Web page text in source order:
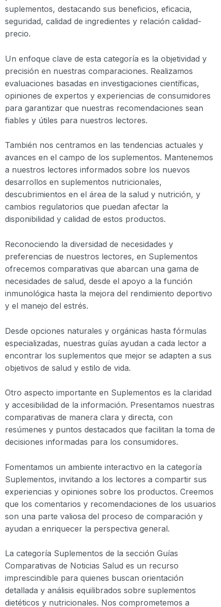
suplementos, destacando sus beneficios, eficacia,
seguridad, calidad de ingredientes y relación calidad-
precio.
Un enfoque clave de esta categoría es la objetividad y
precisión en nuestras comparaciones. Realizamos
evaluaciones basadas en investigaciones científicas,
opiniones de expertos y experiencias de consumidores
para garantizar que nuestras recomendaciones sean
fiables y útiles para nuestros lectores.
También nos centramos en las tendencias actuales y
avances en el campo de los suplementos. Mantenemos
a nuestros lectores informados sobre los nuevos
desarrollos en suplementos nutricionales,
descubrimientos en el área de la salud y nutrición, y
cambios regulatorios que puedan afectar la
disponibilidad y calidad de estos productos.
Reconociendo la diversidad de necesidades y
preferencias de nuestros lectores, en Suplementos
ofrecemos comparativas que abarcan una gama de
necesidades de salud, desde el apoyo a la función
inmunológica hasta la mejora del rendimiento deportivo
y el manejo del estrés.
Desde opciones naturales y orgánicas hasta fórmulas
especializadas, nuestras guías ayudan a cada lector a
encontrar los suplementos que mejor se adapten a sus
objetivos de salud y estilo de vida.
Otro aspecto importante en Suplementos es la claridad
y accesibilidad de la información. Presentamos nuestras
comparativas de manera clara y directa, con
resúmenes y puntos destacados que facilitan la toma de
decisiones informadas para los consumidores.
Fomentamos un ambiente interactivo en la categoría
Suplementos, invitando a los lectores a compartir sus
experiencias y opiniones sobre los productos. Creemos
que los comentarios y recomendaciones de los usuarios
son una parte valiosa del proceso de comparación y
ayudan a enriquecer la perspectiva general.
La categoría Suplementos de la sección Guías
Comparativas de Noticias Salud es un recurso
imprescindible para quienes buscan orientación
detallada y análisis equilibrados sobre suplementos
dietéticos y nutricionales. Nos comprometemos a